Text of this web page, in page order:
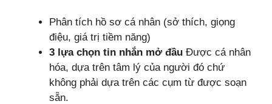
Phân tích hồ sơ cá nhân (sở thích, giọng
điệu, giá trị tiềm năng)
3 lựa chọn tin nhắn mở đầu Được cá nhân
hóa, dựa trên tâm lý của người đó chứ
không phải dựa trên các cụm từ được soạn
sẵn.